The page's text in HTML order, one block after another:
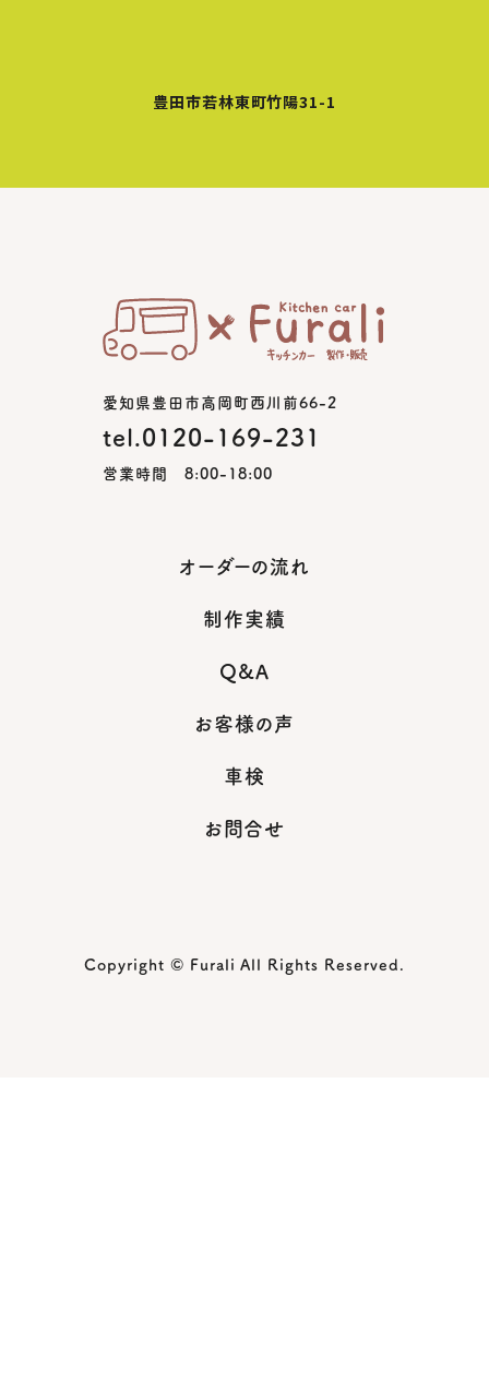
豊田市若林東町竹陽31-1
愛知県豊田市高岡町西川前66-2
tel.0120-169-231
営業時間 8:00-18:00
オーダーの流れ
制作実績
Q&A
お客様の声
車検
お問合せ
Copyright © Furali All Rights Reserved.